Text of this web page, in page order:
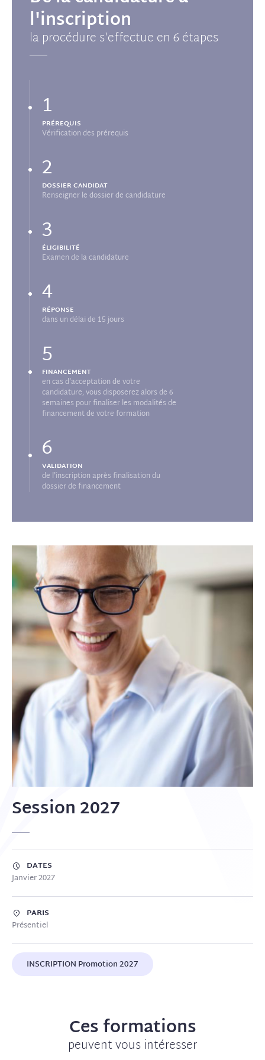
l'inscription
la procédure s'effectue en 6 étapes
1
PRÉREQUIS
Vérification des prérequis
2
DOSSIER CANDIDAT
Renseigner le dossier de candidature
3
ÉLIGIBILITÉ
Examen de la candidature
4
RÉPONSE
dans un délai de 15 jours
5
FINANCEMENT
en cas d'acceptation de votre
candidature, vous disposerez alors de 6
semaines pour finaliser les modalités de
financement de votre formation
6
VALIDATION
de l'inscription après finalisation du
dossier de financement
Session 2027
DATES
Janvier 2027
PARIS
Présentiel
INSCRIPTION Promotion 2027
Ces formations
peuvent vous intéresser